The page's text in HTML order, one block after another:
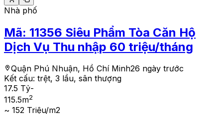
Nhà phố
Mã: 11356 Siêu Phẩm Tòa Căn Hộ
Dịch Vụ Thu nhập 60 triệu/tháng
Quận Phú Nhuận, Hồ Chí Minh26 ngày trước
Kết cấu: trệt, 3 lầu, sân thượng
17.5 Tỷ-
115.5m2
~ 152 Triệu/m2